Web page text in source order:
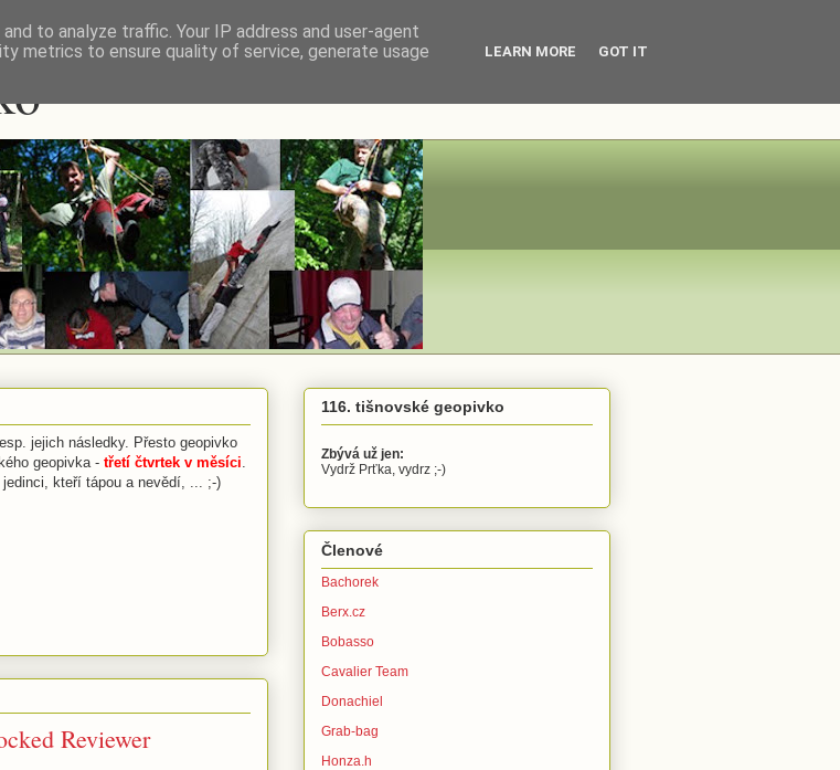
jejich následky. Přesto geopivko
geopivka - třetí čtvrtek v měsíci.
kteří tápou a nevědí, ... ;-)
Reviewer
116. tišnovské geopivko
Zbývá už jen:
Vydrž Prťka, vydrz ;-)
Členové
Bachorek
Berx.cz
Bobasso
Cavalier Team
Donachiel
Grab-bag
Honza.h
to analyze traffic. Your IP address and user-agent
metrics to ensure quality of service, generate usage
LEARN MORE GOT IT